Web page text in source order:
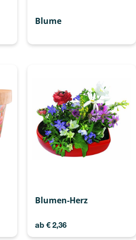
Blume
Blumen-Herz
ab €2,36